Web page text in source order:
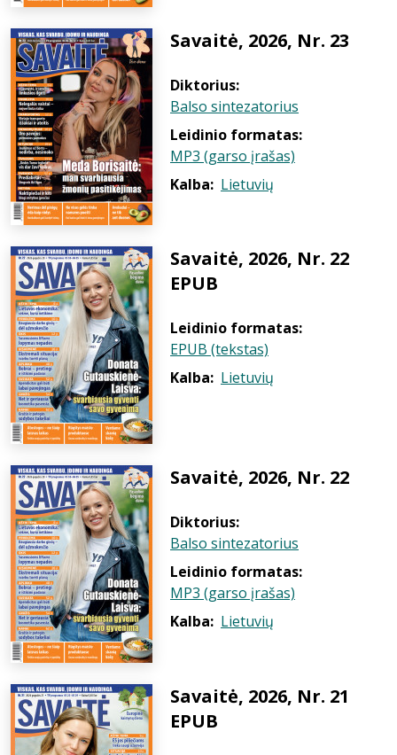
Savaitė, 2026, Nr. 23
Diktorius:
Balso sintezatorius
Leidinio formatas:
MP3 (garso įrašas)
Kalba: Lietuvių
Savaitė, 2026, Nr. 22
EPUB
Leidinio formatas:
EPUB (tekstas)
Kalba: Lietuvių
Savaitė, 2026, Nr. 22
Diktorius:
Balso sintezatorius
Leidinio formatas:
MP3 (garso įrašas)
Kalba: Lietuvių
Savaitė, 2026, Nr. 21
EPUB